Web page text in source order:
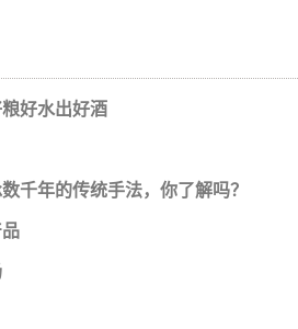
好水出好酒
千年的传统手法，你了解吗？